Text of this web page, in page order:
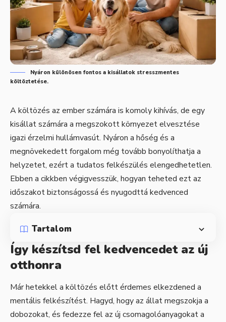
Nyáron különösen fontos a kisállatok stresszmentes
költöztetése.
A költözés az ember számára is komoly kihívás, de egy
kisállat számára a megszokott környezet elvesztése
igazi érzelmi hullámvasút. Nyáron a hőség és a
megnövekedett forgalom még tovább bonyolíthatja a
helyzetet, ezért a tudatos felkészülés elengedhetetlen.
Ebben a cikkben végigvesszük, hogyan teheted ezt az
időszakot biztonságossá és nyugodttá kedvenced
számára.
Tartalom
Így készítsd fel kedvencedet az új
otthonra
Már hetekkel a költözés előtt érdemes elkezdened a
mentális felkészítést. Hagyd, hogy az állat megszokja a
dobozokat, és fedezze fel az új csomagolóanyagokat a